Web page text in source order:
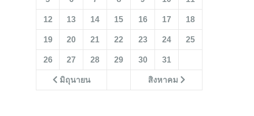
มิถุนายน สิงหาคม
12 13 14 15 16 17 18
19 20 21 22 23 24 25
26 27 28 29 30 31